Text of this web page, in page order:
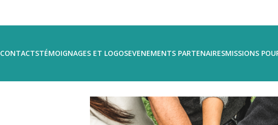
CONTACTSTÉMOIGNAGES ET LOGOSEVENEMENTS PARTENAIRESMISSIONS